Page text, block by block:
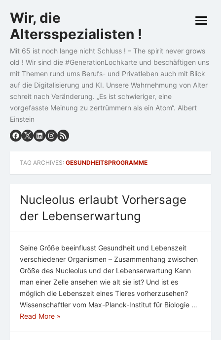
to
content
Wir, die
Altersspezialisten !
Mit 65 ist noch lange nicht Schluss ! – The spirit never grows
old ! Wir sind die #GenerationLochkarte und beschäftigen uns
mit Themen rund ums Berufs- und Privatleben auch mit Blick
auf die Digitalisierung und KI. Unsere Wahrnehmung von Alter
schreit nach Veränderung. „Es ist schwieriger, eine
vorgefasste Meinung zu zertrümmern als ein Atom“. Albert
Einstein
open
TAG ARCHIVES: GESUNDHEITSPROGRAMME
Nucleolus erlaubt Vorhersage
der Lebenserwartung
Seine Größe beeinflusst Gesundheit und Lebenszeit
verschiedener Organismen – Zusammenhang zwischen
Größe des Nucleolus und der Lebenserwartung Kann
man einer Zelle ansehen wie alt sie ist? Und ist es
möglich die Lebenszeit eines Tieres vorherzusehen?
Wissenschaftler vom Max-Planck-Institut für Biologie …
Read More »